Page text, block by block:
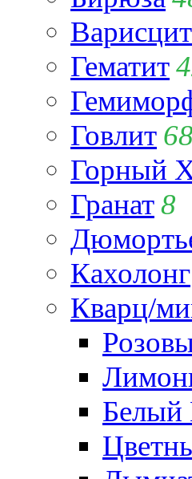
Гематит
Говлит 68
Горный
Гранат8
Кахолонг
Кварц/
Белый